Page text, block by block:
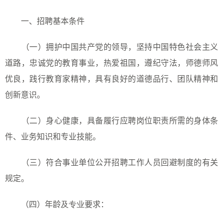
一、招聘基本条件
（一）拥护中国共产党的领导，坚持中国特色社会主义
道路，忠诚党的教育事业，热爱祖国，遵纪守法，师德师风
优良，践行教育家精神，具有良好的道德品行、团队精神和
创新意识。
（二）身心健康，具备履行应聘岗位职责所需的身体条
件、业务知识和专业技能。
（三）符合事业单位公开招聘工作人员回避制度的有关
规定。
（四）年龄及专业要求：